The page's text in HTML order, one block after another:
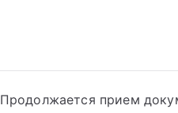
Продолжается прием